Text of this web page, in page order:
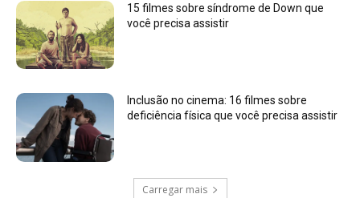
15 filmes sobre síndrome de Down que
você precisa assistir
Inclusão no cinema: 16 filmes sobre
deficiência física que você precisa assistir
Carregar mais